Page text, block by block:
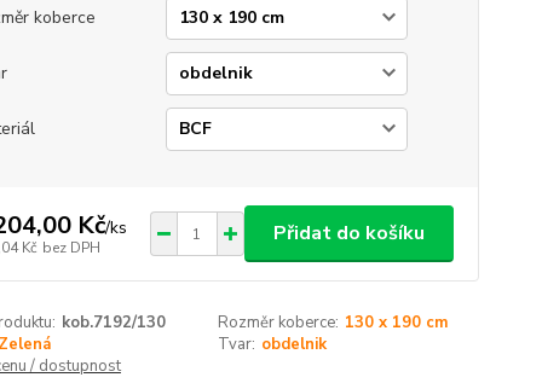
koberce
Kč/ks
Kč bez DPH
Přidat do košíku
kob.7192/130 Rozměr koberce: 130 x 190 cm
Zelená Tvar: obdelnik
/ dostupnost